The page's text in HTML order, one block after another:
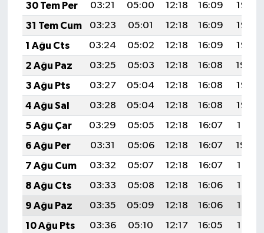
30 Tem Per
03:21 05:00 12:18 16:09
19:27
31 Tem Cum
03:23 05:01 12:18 16:09
19:26
1 Ağu Cts
03:24 05:02 12:18 16:09
19:25
2 Ağu Paz
03:25 05:03 12:18 16:08
19:24
3 Ağu Pts
03:27 05:04 12:18 16:08
19:23
4 Ağu Sal
03:28 05:04 12:18 16:08
19:22
5 Ağu Çar
03:29 05:05 12:18 16:07
19:21
6 Ağu Per
03:31 05:06 12:18 16:07
19:20
7 Ağu Cum
03:32 05:07 12:18 16:07
19:19
8 Ağu Cts
03:33 05:08 12:18 16:06
19:18
9 Ağu Paz
03:35 05:09 12:18 16:06
19:16
10 Ağu Pts
03:36 05:10 12:17 16:05
19:15